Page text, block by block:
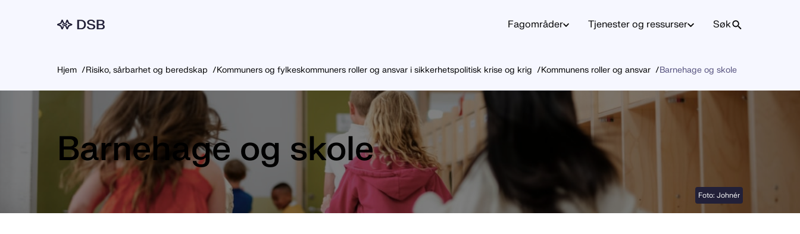
Fagområder Tjenester og ressurser Søk
Hjem Risiko, sårbarhet og beredskap Kommuners og fylkeskommuners roller og ansvar i sikkerhetspolitisk krise og krig Kommunens roller og ansvar Barnehage og skole
Barnehage og skole
Foto: Johnér